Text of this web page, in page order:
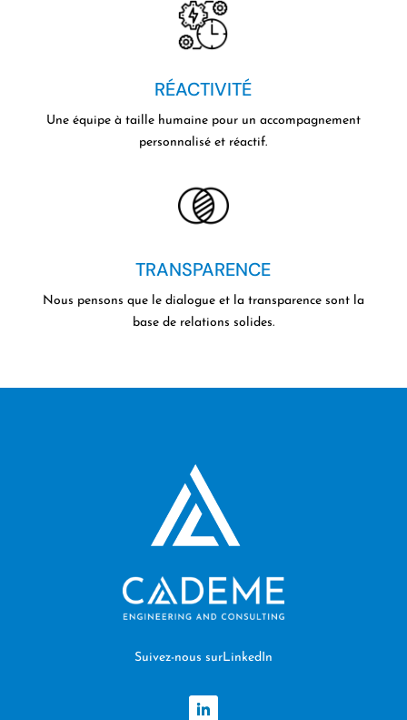
RÉACTIVITÉ
Une équipe à taille humaine pour un accompagnement
personnalisé et réactif.
TRANSPARENCE
Nous pensons que le dialogue et la transparence sont la
base de relations solides.
Suivez-nous surLinkedIn